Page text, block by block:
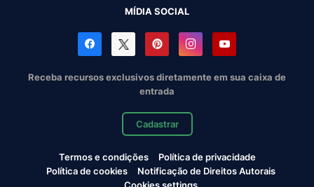
MÍDIA SOCIAL
Receba recursos exclusivos diretamente em sua caixa de
entrada
Cadastrar
Termos e condições
Política de privacidade
Política de cookies
Notificação de Direitos Autorais